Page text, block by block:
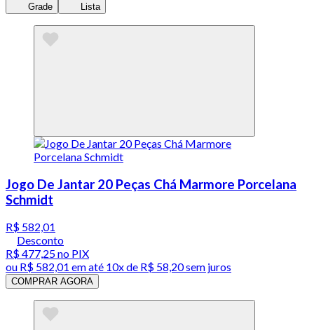
Grade Lista
Jogo De Jantar 20 Peças Chá Marmore Porcelana
Schmidt
R$ 582,01
Desconto
R$ 477,25no PIX
ou R$ 582,01 em até 10x de R$ 58,20 sem juros
COMPRAR AGORA